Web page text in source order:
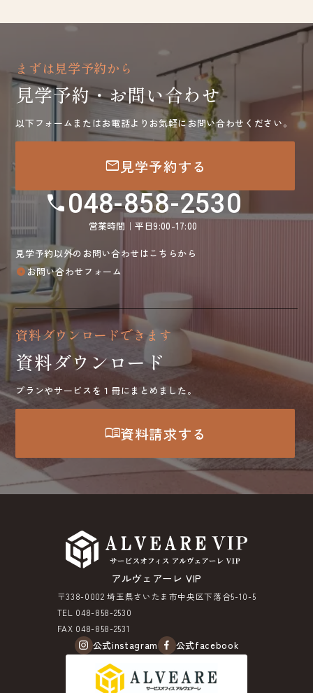
まずは見学予約から
見学予約・お問い合わせ
以下フォームまたはお電話よりお気軽にお問い合わせください。
mail 見学予約する
call048-858-2530
営業時間｜平日9:00-17:00
見学予約以外のお問い合わせはこちらから
arrow_circle_rightお問い合わせフォーム
資料ダウンロードできます
資料ダウンロード
プランやサービスを１冊にまとめました。
menu_book資料請求する
アルヴェアーレ VIP
〒338-0002 埼玉県さいたま市中央区下落合5-10-5
TEL 048-858-2530
FAX 048-858-2531
公式instagram 公式facebook